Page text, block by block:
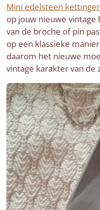
Mini edelsteen
op jouw nieuwe vintage
van de broche of pin
op een klassieke
daarom het nieuwe
vintage karakter van de